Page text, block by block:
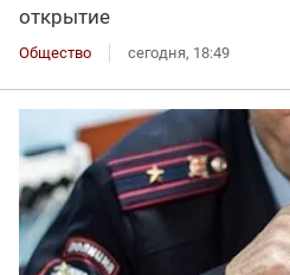
открытие
Общество сегодня, 18:49